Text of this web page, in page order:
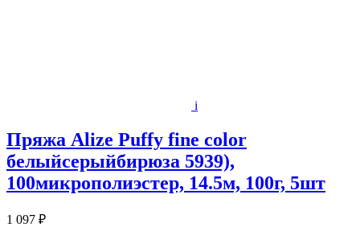
i
Пряжа Alize Puffy fine color
белыйсерыйбирюза 5939),
100микрополиэстер, 14.5м, 100г, 5шт
1 097 ₽